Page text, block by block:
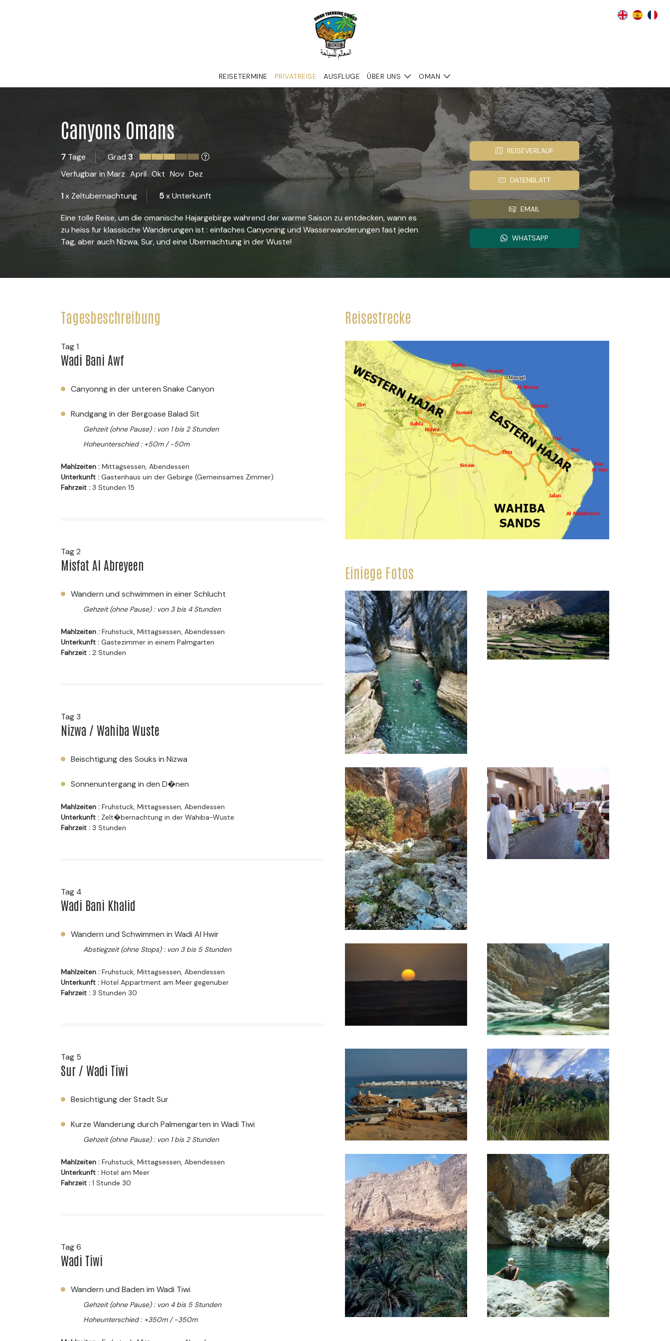
REISETERMINE PRIVATREISE AUSFLUGE ÛBER UNS OMAN
Canyons Omans
7 Tage Grad3
Verfugbar inMarz April Okt Nov Dez
1x Zeltubernachtung 5x Unterkunft
Eine tolle Reise, um die omanische Hajargebirge wahrend der warme Saison zu entdecken, wann es
zu heiss fur klassische Wanderungen ist : einfaches Canyoning und Wasserwanderungen fast jeden
Tag, aber auch Nizwa, Sur, und eine Ubernachtung in der Wuste!
REISEVERLAUF
DATENBLATT
EMAIL
WHATSAPP
Reisestrecke
Einiege Fotos
Tagesbeschreibung
Tag 1
Wadi Bani Awf
Canyonng in der unteren Snake Canyon
Rundgang in der Bergoase Balad Sit
Gehzeit (ohne Pause) : von 1 bis 2 Stunden
Hoheunterschied : +50m / -50m
Mahlzeiten : Mittagsessen, Abendessen
Unterkunft : Gastenhaus uin der Gebirge (Gemeinsames Zimmer)
Fahrzeit : 3 Stunden 15
Tag 2
Misfat Al Abreyeen
Wandern und schwimmen in einer Schlucht
Gehzeit (ohne Pause) : von 3 bis 4 Stunden
Mahlzeiten : Fruhstuck, Mittagsessen, Abendessen
Unterkunft : Gastezimmer in einem Palmgarten
Fahrzeit : 2 Stunden
Tag 3
Nizwa / Wahiba Wuste
Beischtigung des Souks in Nizwa
Sonnenuntergang in den D�nen
Mahlzeiten : Fruhstuck, Mittagsessen, Abendessen
Unterkunft : Zelt�bernachtung in der Wahiba-Wuste.
Fahrzeit : 3 Stunden
Tag 4
Wadi Bani Khalid
Wandern und Schwimmen in Wadi Al Hwir
Abstiegzeit (ohne Stops) : von 3 bis 5 Stunden
Mahlzeiten : Fruhstuck, Mittagsessen, Abendessen
Unterkunft : Hotel Appartment am Meer gegenuber
Fahrzeit : 3 Stunden 30
Tag 5
Sur / Wadi Tiwi
Besichtigung der Stadt Sur
Kurze Wanderung durch Palmengarten in Wadi Tiwi
Gehzeit (ohne Pause) : von 1 bis 2 Stunden
Mahlzeiten : Fruhstuck, Mittagsessen, Abendessen
Unterkunft : Hotel am Meer
Fahrzeit : 1 Stunde 30
Tag 6
Wadi Tiwi
Wandern und Baden im Wadi Tiwi
Gehzeit (ohne Pause) : von 4 bis 5 Stunden
Hoheunterschied : +350m / -350m